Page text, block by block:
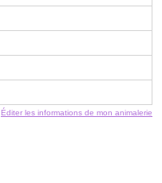
Éditer les informations de mon animalerie